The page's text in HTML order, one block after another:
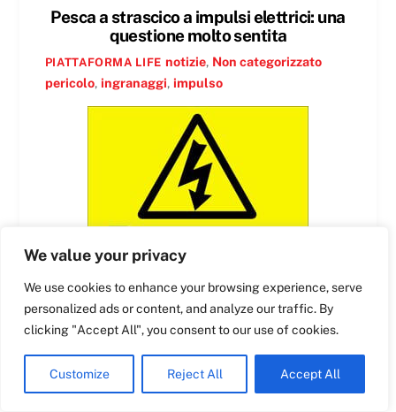
We value your privacy
We use cookies to enhance your browsing experience, serve
personalized ads or content, and analyze our traffic. By
clicking "Accept All", you consent to our use of cookies.
Customize Reject All Accept All
Pesca a strascico a impulsi elettrici: una
questione molto sentita
PIATTAFORMA LIFE notizie, Non categorizzato
pericolo, ingranaggi, impulso
Pesca a strascico a impulsi
elettrici: una questione molto
English
Croatian
Dutch
Swedish